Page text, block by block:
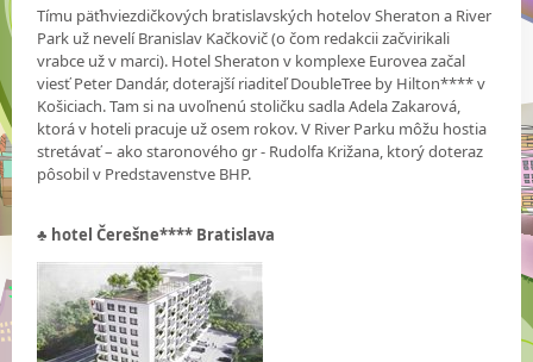
Tímu päťhviezdičkových bratislavských hotelov Sheraton a River
Park už nevelí Branislav Kačkovič (o čom redakcii začvirikali
vrabce už v marci). Hotel Sheraton v komplexe Eurovea začal
viesť Peter Dandár, doterajší riaditeľ DoubleTree by Hilton**** v
Košiciach. Tam si na uvoľnenú stoličku sadla Adela Zakarová,
ktorá v hoteli pracuje už osem rokov. V River Parku môžu hostia
stretávať – ako staronového gr - Rudolfa Križana, ktorý doteraz
pôsobil v Predstavenstve BHP.
♣ hotel Čerešne**** Bratislava